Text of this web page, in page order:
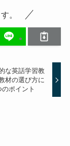
。
な英話学習教
材の選び方に
ポイント